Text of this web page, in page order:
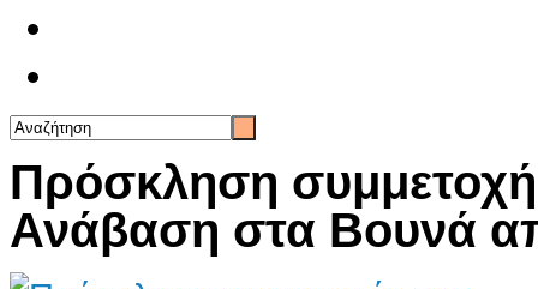
Πρόσκληση
Ανάβαση στα Βουνά